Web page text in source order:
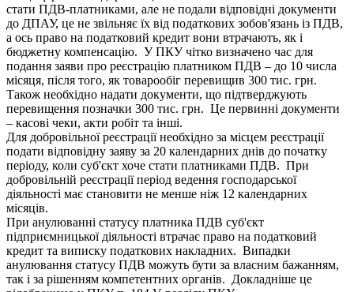
стати ПДВ-платниками, але не подали відповідні документи
до ДПАУ, це не звільняє їх від податкових зобов'язань із ПДВ,
а ось право на податковий кредит вони втрачають, як і
бюджетну компенсацію. У ПКУ чітко визначено час для
подання заяви про реєстрацію платником ПДВ – до 10 числа
місяця, після того, як товарообіг перевищив 300 тис. грн.
Також необхідно надати документи, що підтверджують
перевищення позначки 300 тис. грн. Це первинні документи
– касові чеки, акти робіт та інші.
Для добровільної реєстрації необхідно за місцем реєстрації
подати відповідну заяву за 20 календарних днів до початку
періоду, коли суб'єкт хоче стати платниками ПДВ. При
добровільній реєстрації період ведення господарської
діяльності має становити не менше ніж 12 календарних
місяців.
При анулюванні статусу платника ПДВ суб'єкт
підприємницької діяльності втрачає право на податковий
кредит та виписку податкових накладних. Випадки
анулювання статусу ПДВ можуть бути за власним бажанням,
так і за рішенням компетентних органів. Докладніше це